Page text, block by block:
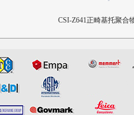
CSI-Z641正畸基托聚合
测试仪